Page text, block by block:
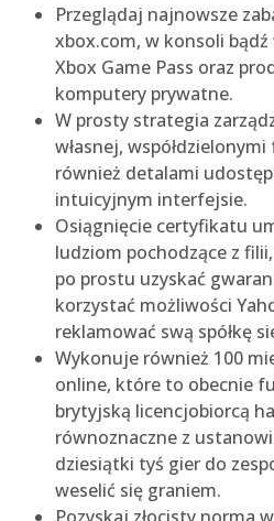
Przeglądaj najnowsze
xbox.com, w konsoli
Xbox Game Pass oraz
komputery prywatne.
W prosty strategia
własnej,
również detalami
intuicyjnym interfejsie.
Osiągnięcie certyfikatu
ludziom pochodzące z
po prostu uzyskać
korzystać możliwości
reklamować swą spółkę
Wykonuje również 100
online, które to obecnie
brytyjską licencjobiorcą
równoznaczne z
dziesiątki tyś gier do
weselić się graniem.
Pozyskaj złocisty norma